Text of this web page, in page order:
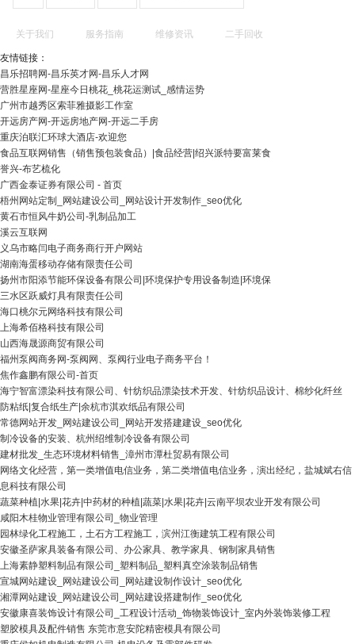
关于我们 服务指南 维修资讯 二手回收
友情链接：
昌乐招聘网-昌乐英才网-昌乐人才网
营胜星座网-星座今日桃花_桃花运测试_感情运势
广州市越秀区索菲雅摄影工作室
开远房产网-开远房地产网-开远二手房
重庆泊联汇环球大酒店-欢迎您
食品互联网销售（销售预包装食品）|食品经营|绍兴派特要富莱食
誉兴-布艺梳化
广西金泰证券有限公司 - 首页
梧州网站定制_网站建设公司_网站设计开发制作_seo优化
黄石市恒风牛奶公司-乳制品加工
溪云互联网
义乌市略闫电子商务商行开户网站
湖南海蛋移动存储有限责任公司
扬州市阳添节能环保设备有限公司|环境保护专用设备制造|环境保
三水区跃威灯具有限责任公司
海口桃尔元网络科技有限公司
上海希佰格科技有限公司
山西海晟源商贸有限公司
福州泵阀商务网-泵阀网、泵阀行业电子商务平台！
焦作鑫鹏有限公司-首页
海宁智富漂染科技有限公司、针纺织品漂染技术开发、针纺织品设计、棉纱化纤丝
防粘纸|复合纸生产|余杭市淇欢纸品有限公司
常德网站开发_网站建设公司_网站开发搭建建设_seo优化
制冷设备的安装、杭州绍维制冷设备有限公司
建材批发_生态环境材料销售_漳州市潭杜贸易有限公司
网络文化经营，第一类增值电信业务，第二类增值电信业务，演出经纪，盐城斌右信
息科技有限公司
蔬菜种植|水果|花卉|中药材的种植|蔬菜|水果|花卉|云南平坝农业开发有限公司
咸阳木桂物业管理有限公司_物业管理
园林绿化工程施工，土石方工程施工，滨州江衡建筑工程有限公司
安徽圣萨家具装备有限公司、办公家具、教学家具、钢制家具销售
上海素静塑料制品有限公司_塑料制品_塑料真空涂装制品销售
宣城网站建设_网站建设公司_网站建设制作设计_seo优化
湘潭网站建设_网站建设公司_网站建设搭建制作_seo优化
安徽康喜装饰设计有限公司_工程设计活动_饰物装饰设计_室内外装饰装修工程
塑胶模具及配件销售 东莞市意安陀精密模具有限公司